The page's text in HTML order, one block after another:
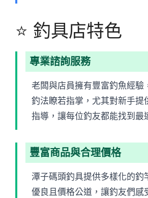
⭐ 釣具店特色
專業諮詢服務
老闆與店員擁有豐富釣魚經驗
釣法瞭若指掌，尤其對新手提
指導，讓每位釣友都能找到最
豐富商品與合理價格
潭子碼頭釣具提供多樣化的釣
優良且價格公道，讓釣友們感